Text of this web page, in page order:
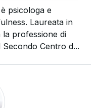
psicologa e
Laureata in
la professione di
Centro d...